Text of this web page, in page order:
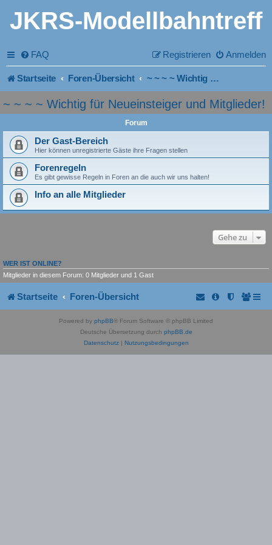
JKRS-Modellbahntreff
FAQ Anmelden
Registrieren
Startseite Foren-Übersicht ~ ~ ~ ~ Wichtig für Neueinsteiger und Mitglieder!
~ ~ ~ ~ Wichtig für Neueinsteiger und Mitglieder!
Forum
Der Gast-Bereich
Hier können unregistrierte Gäste ihre Fragen stellen
Forenregeln
Es gibt gewisse Regeln in Foren an die auch wir uns halten!
Info an alle Mitglieder
Gehe zu
WER IST ONLINE?
Mitglieder in diesem Forum: 0 Mitglieder und 1 Gast
Startseite Foren-Übersicht
Powered by phpBB® Forum Software © phpBB Limited
Deutsche Übersetzung durch phpBB.de
Datenschutz| Nutzungsbedingungen